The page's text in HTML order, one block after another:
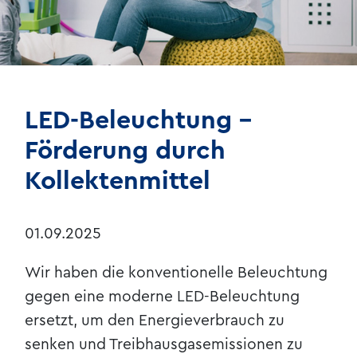
Kontakt & Anfahrt
LED-Beleuchtung -
Förderung durch
Kollektenmittel
01.09.2025
Wir haben die konventionelle Beleuchtung
gegen eine moderne LED-Beleuchtung
ersetzt, um den Energieverbrauch zu
senken und Treibhausgasemissionen zu